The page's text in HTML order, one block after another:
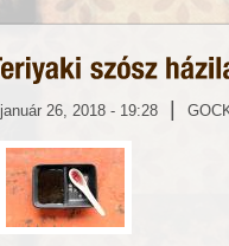
január 26, 2018 - 19:28 |